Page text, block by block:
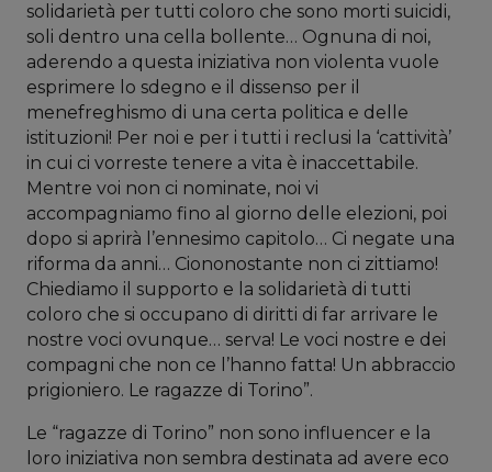
solidarietà per tutti coloro che sono morti suicidi,
soli dentro una cella bollente… Ognuna di noi,
aderendo a questa iniziativa non violenta vuole
esprimere lo sdegno e il dissenso per il
menefreghismo di una certa politica e delle
istituzioni! Per noi e per i tutti i reclusi la ‘cattività’
in cui ci vorreste tenere a vita è inaccettabile.
Mentre voi non ci nominate, noi vi
accompagniamo fino al giorno delle elezioni, poi
dopo si aprirà l’ennesimo capitolo… Ci negate una
riforma da anni… Ciononostante non ci zittiamo!
Chiediamo il supporto e la solidarietà di tutti
coloro che si occupano di diritti di far arrivare le
nostre voci ovunque… serva! Le voci nostre e dei
compagni che non ce l’hanno fatta! Un abbraccio
prigioniero. Le ragazze di Torino”.
Le “ragazze di Torino” non sono influencer e la
loro iniziativa non sembra destinata ad avere eco